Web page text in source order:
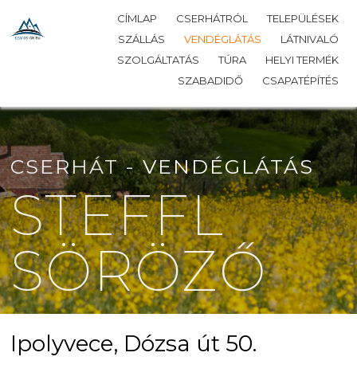
CÍMLAP CSERHÁTRÓL
TELEPÜLÉSEK
SZÁLLÁS
VENDÉGLÁTÁS
LÁTNIVALÓ
SZOLGÁLTATÁS
TÚRA
HELYI TERMÉK
SZABADIDŐ
CSAPATÉPÍTÉS
CSERHÁT -VENDÉGLÁTÁS
STEFFL
SÖRÖZŐ
Ipolyvece, Dózsa út 50.